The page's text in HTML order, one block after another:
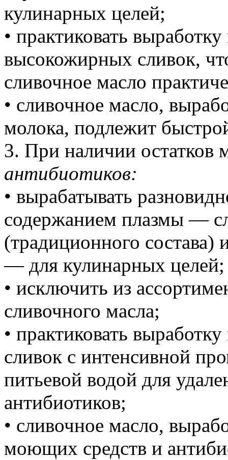
кулинарных целей;
• практиковать
высокожирных сливок,
сливочное масло
• сливочное масло,
молока, подлежит
3. При наличии
антибиотиков:
• вырабатывать
содержанием плазмы —
(традиционного состава)
— для кулинарных целей;
• исключить из
сливочного масла;
• практиковать
сливок с интенсивной
питьевой водой для
антибиотиков;
• сливочное масло,
моющих средств и